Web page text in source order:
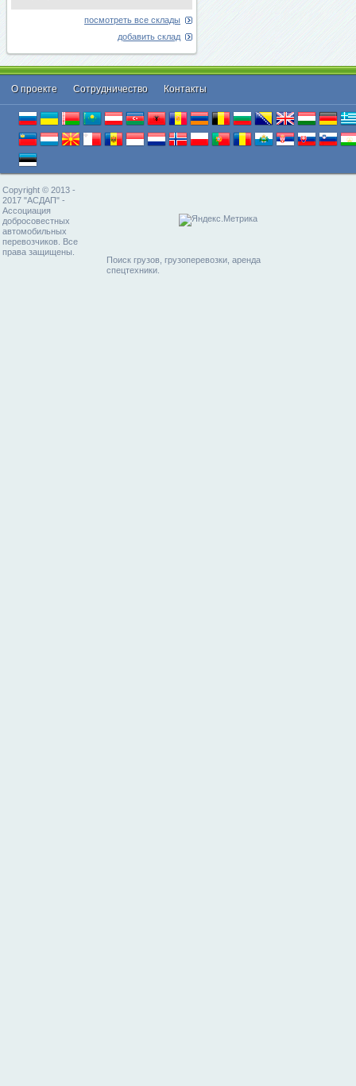
посмотреть все склады
добавить склад
О проекте Cотрудничество Контакты
Copyright © 2013 -
2017 "АСДАП" -
Ассоциация
добросовестных
автомобильных
перевозчиков. Все
права защищены.
Поиск грузов, грузоперевозки, аренда
спецтехники.